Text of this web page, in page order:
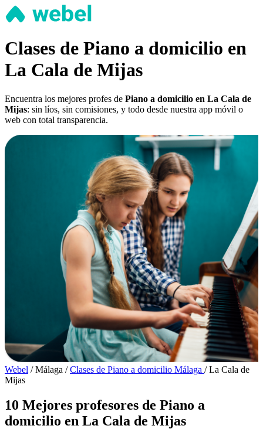
Clases de Piano a domicilio en
La Cala de Mijas
Encuentra los mejores profes de Piano a domicilio en La Cala de
Mijas: sin líos, sin comisiones, y todo desde nuestra app móvil o
web con total transparencia.
Webel / Málaga / Clases de Piano a domicilio Málaga / La Cala de
Mijas
10 Mejores profesores de Piano a
domicilio en La Cala de Mijas